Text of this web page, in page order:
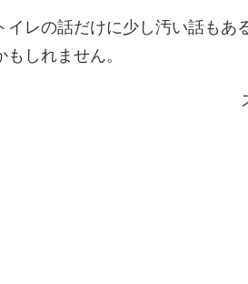
イレの話だけに少し汚い話もあ
もしれません。